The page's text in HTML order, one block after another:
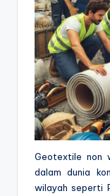
Geotextile non
dalam dunia
wilayah seperti